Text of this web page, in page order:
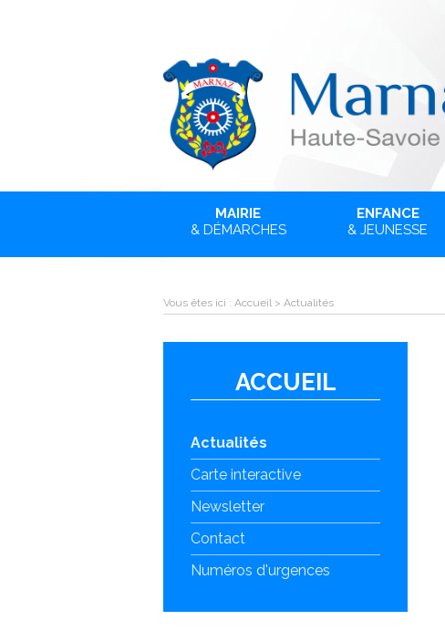
MAIRIE
& DÉMARCHES
ENFANCE
& JEUNESSE
Vous êtes ici : Accueil> Actualités
ACCUEIL
Actualités
Carte interactive
Newsletter
Contact
Numéros d'urgences